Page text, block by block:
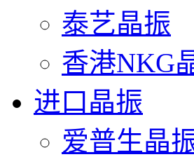
泰艺晶振
香港NKG
进口晶振
爱普生晶